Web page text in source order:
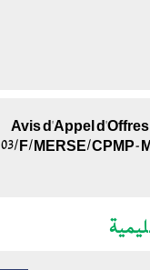
Avis d'Appel d'Offres
03/F/MERSE/CPMP-